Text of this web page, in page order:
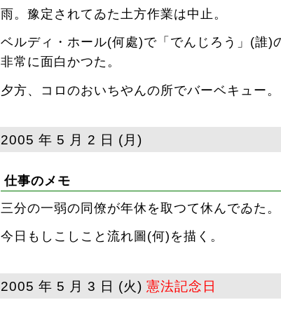
雨。豫定されてゐた土方作業は中止。
ベルディ・ホール(何處)で「でんじろう」(誰)
非常に面白かつた。
夕方、コロのおいちやんの所でバーベキュー。
2005 年 5 月 2 日 (月)
仕事のメモ
三分の一弱の同僚が年休を取つて休んでゐた。
今日もしこしこと流れ圖(何)を描く。
2005 年 5 月 3 日 (火) 憲法記念日